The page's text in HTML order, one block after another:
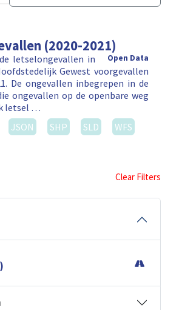
(2020-2021)
Open Data
letselongevallen in
Gewest voorgevallen
De ongevallen inbegrepen in de
ongevallen op de openbare weg
letsel …
JSON SHP SLD
WFS
Clear Filters